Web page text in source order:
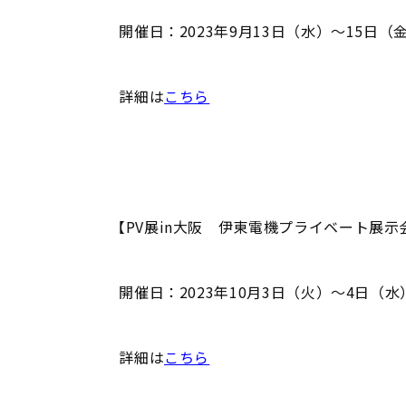
開催日：2023年9月13日（水）～15日（金
詳細はこちら
【PV展in大阪 伊東電機プライベート展示
開催日：2023年10月3日（火）～4日（水）
詳細はこちら